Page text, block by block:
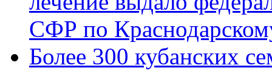
СФР по
Более 300 кубанских